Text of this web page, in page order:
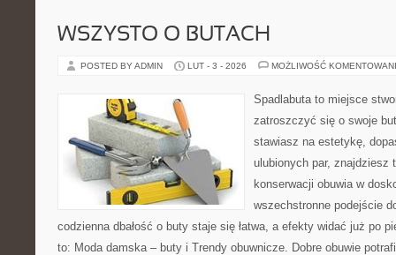
WSZYSTO O BUTACH
POSTED BY ADMIN LUT - 3 - 2026 MOŻLIWOŚĆ
Spadlabuta to miejsce
zatroszczyć się o swoje
stawiasz na estetykę,
ulubionych par, znajdziesz
konserwacji obuwia w
wszechstronne podejście
codzienna dbałość o buty staje się łatwa, a efekty widać już po
to: Moda damska – buty i Trendy obuwnicze. Dobre obuwie